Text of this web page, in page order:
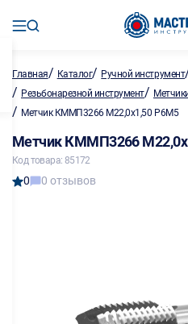
Главная/ Каталог/ Ручной инструмент
/ Резьбонарезной инструмент/
/ Метчик КММП3266 М22,0х1,50 Р6М5
Метчик КММП3266
Код товара: 85172
0 0 отзывов